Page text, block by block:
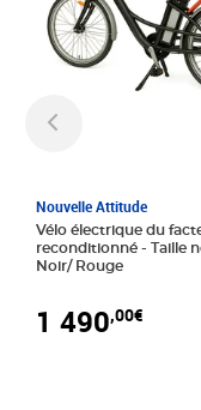
Nouvelle Attitude
Vélo électrique du
reconditionné - Taille normale -
Noir/ Rouge
1 490,00€